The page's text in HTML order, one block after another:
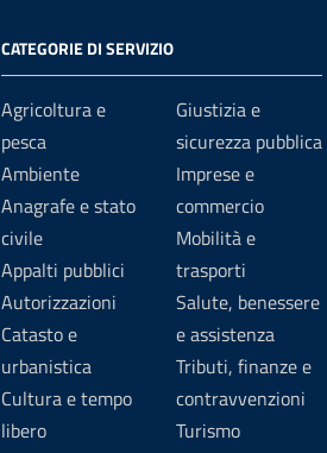
CATEGORIE DI SERVIZIO
Agricoltura e
pesca
Ambiente
Anagrafe e stato
civile
Appalti pubblici
Autorizzazioni
Catasto e
urbanistica
Cultura e tempo
libero
Giustizia e
sicurezza pubblica
Imprese e
commercio
Mobilità e
trasporti
Salute, benessere
e assistenza
Tributi, finanze e
contravvenzioni
Turismo